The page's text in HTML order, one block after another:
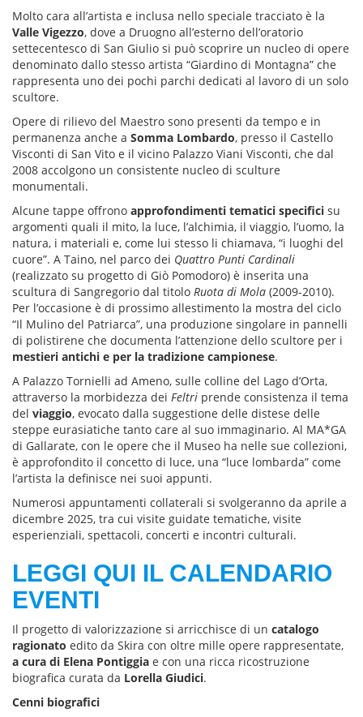
Molto cara all’artista e inclusa nello speciale tracciato è la
Valle Vigezzo, dove a Druogno all’esterno dell’oratorio
settecentesco di San Giulio si può scoprire un nucleo di opere
denominato dallo stesso artista “Giardino di Montagna” che
rappresenta uno dei pochi parchi dedicati al lavoro di un solo
scultore.
Opere di rilievo del Maestro sono presenti da tempo e in
permanenza anche a Somma Lombardo, presso il Castello
Visconti di San Vito e il vicino Palazzo Viani Visconti, che dal
2008 accolgono un consistente nucleo di sculture
monumentali.
Alcune tappe offrono approfondimenti tematici specifici su
argomenti quali il mito, la luce, l’alchimia, il viaggio, l’uomo, la
natura, i materiali e, come lui stesso li chiamava, “i luoghi del
cuore”. A Taino, nel parco dei Quattro Punti Cardinali
(realizzato su progetto di Giò Pomodoro) è inserita una
scultura di Sangregorio dal titolo Ruota di Mola (2009-2010).
Per l’occasione è di prossimo allestimento la mostra del ciclo
“Il Mulino del Patriarca”, una produzione singolare in pannelli
di polistirene che documenta l’attenzione dello scultore per i
mestieri antichi e per la tradizione campionese.
A Palazzo Tornielli ad Ameno, sulle colline del Lago d’Orta,
attraverso la morbidezza dei Feltri prende consistenza il tema
del viaggio, evocato dalla suggestione delle distese delle
steppe eurasiatiche tanto care al suo immaginario. Al MA*GA
di Gallarate, con le opere che il Museo ha nelle sue collezioni,
è approfondito il concetto di luce, una “luce lombarda” come
l’artista la definisce nei suoi appunti.
Numerosi appuntamenti collaterali si svolgeranno da aprile a
dicembre 2025, tra cui visite guidate tematiche, visite
esperienziali, spettacoli, concerti e incontri culturali.
LEGGI QUI IL CALENDARIO
EVENTI
Il progetto di valorizzazione si arricchisce di un catalogo
ragionato edito da Skira con oltre mille opere rappresentate,
a cura di Elena Pontiggia e con una ricca ricostruzione
biografica curata da Lorella Giudici.
Cenni biografici